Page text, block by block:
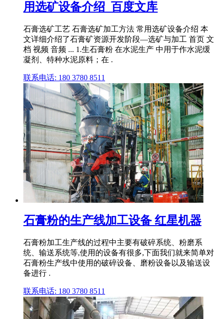
用选矿设备介绍_百度文库
石膏选矿工艺 石膏选矿加工方法 常用选矿设备介绍 本
文详细介绍了石膏矿资源开发阶段—选矿与加工 首页 文
档 视频 音频 ... 1.生石膏粉 在水泥生产 中用于作水泥缓
凝剂、特种水泥原料；在 .
联系电话: 180 3780 8511
石膏粉的生产线加工设备 红星机器
石膏粉加工生产线的过程中主要有破碎系统、粉磨系
统、输送系统等,使用的设备有很多,下面我们就来简单对
石膏粉生产线中使用的破碎设备、磨粉设备以及输送设
备进行 .
联系电话: 180 3780 8511